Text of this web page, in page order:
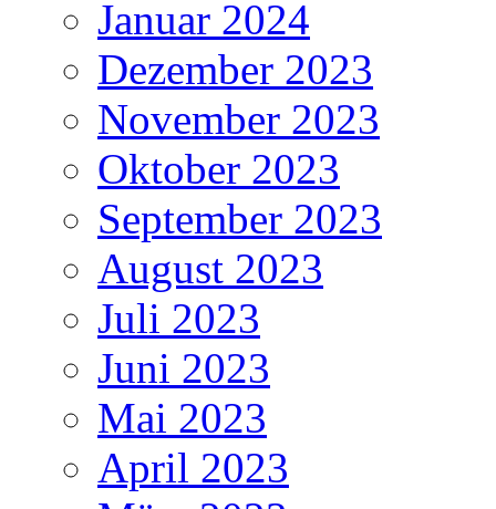
Januar 2024
Dezember 2023
November 2023
Oktober 2023
September 2023
August 2023
Juli 2023
Juni 2023
Mai 2023
April 2023